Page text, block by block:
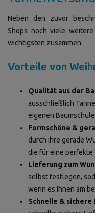
Neben den zuvor
Shops noch viele
wichtigsten zusammen:
Vorteile von
Qualität aus der
ausschließlich
eigenen
Formschöne &
durch ihre gerade
die für eine perfekte
Lieferung zum
selbst festlegen,
wenn es Ihnen am
Schnelle & sichere